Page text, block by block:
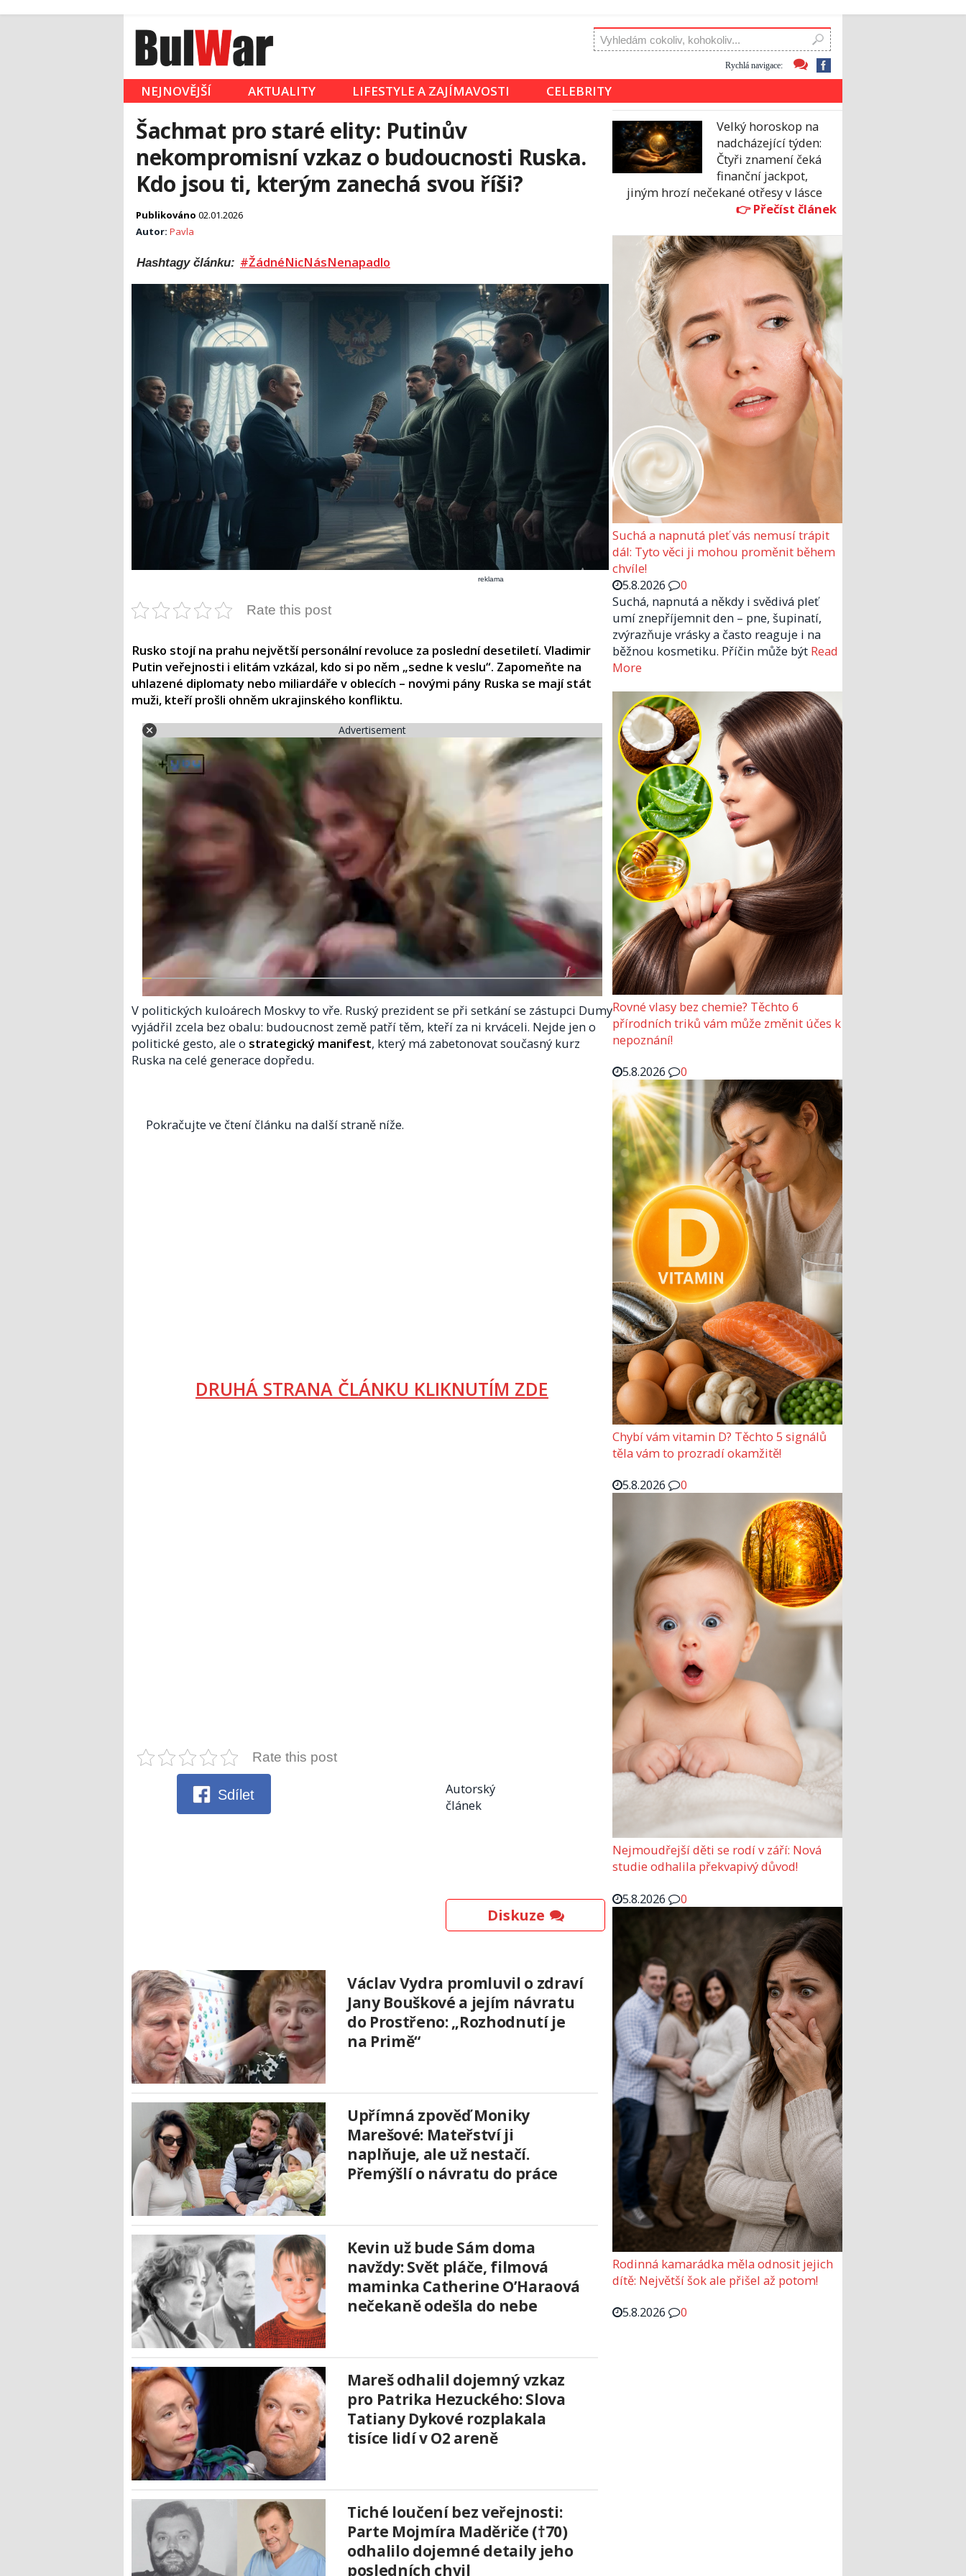
Rychlá navigace:
NEJNOVĚJŠÍ AKTUALITY LIFESTYLE A ZAJÍMAVOSTI CELEBRITY
Šachmat pro staré elity: Putinův
nekompromisní vzkaz o budoucnosti Ruska.
Kdo jsou ti, kterým zanechá svou říši?
Publikováno 02.01.2026
Autor: Pavla
Hashtagy článku: #ŽádnéNicNásNenapadlo
reklama
Rate this post
Rusko stojí na prahu největší personální revoluce za poslední desetiletí. Vladimir
Putin veřejnosti i elitám vzkázal, kdo si po něm „sedne k veslu“. Zapomeňte na
uhlazené diplomaty nebo miliardáře v oblecích – novými pány Ruska se mají stát
muži, kteří prošli ohněm ukrajinského konfliktu.
Advertisement
V politických kuloárech Moskvy to vře. Ruský prezident se při setkání se zástupci Dumy
vyjádřil zcela bez obalu: budoucnost země patří těm, kteří za ni krváceli. Nejde jen o
politické gesto, ale o strategický manifest, který má zabetonovat současný kurz
Ruska na celé generace dopředu.
Pokračujte ve čtení článku na další straně níže.
DRUHÁ STRANA ČLÁNKU KLIKNUTÍM ZDE
Rate this post
Sdílet
Autorský
článek
Diskuze
Václav Vydra promluvil o zdraví
Jany Bouškové a jejím návratu
do Prostřeno: „Rozhodnutí je
na Primě“
Upřímná zpověď Moniky
Marešové: Mateřství ji
naplňuje, ale už nestačí.
Přemýšlí o návratu do práce
Kevin už bude Sám doma
navždy: Svět pláče, filmová
maminka Catherine O’Haraová
nečekaně odešla do nebe
Mareš odhalil dojemný vzkaz
pro Patrika Hezuckého: Slova
Tatiany Dykové rozplakala
tisíce lidí v O2 areně
Tiché loučení bez veřejnosti:
Parte Mojmíra Maděriče (†70)
odhalilo dojemné detaily jeho
posledních chvil
Velký horoskop na
nadcházející týden:
Čtyři znamení čeká
finanční jackpot,
jiným hrozí nečekané otřesy v lásce
Suchá a napnutá pleť vás nemusí trápit
dál: Tyto věci ji mohou proměnit během
chvíle!
5.8.2026
0
Suchá, napnutá a někdy i svědivá pleť
umí znepříjemnit den – pne, šupinatí,
zvýrazňuje vrásky a často reaguje i na
běžnou kosmetiku. Příčin může být Read
More
Rovné vlasy bez chemie? Těchto 6
přírodních triků vám může změnit účes k
nepoznání!
5.8.2026
0
Chybí vám vitamin D? Těchto 5 signálů
těla vám to prozradí okamžitě!
5.8.2026
0
Nejmoudřejší děti se rodí v září: Nová
studie odhalila překvapivý důvod!
5.8.2026
0
Rodinná kamarádka měla odnosit jejich
dítě: Největší šok ale přišel až potom!
5.8.2026
0